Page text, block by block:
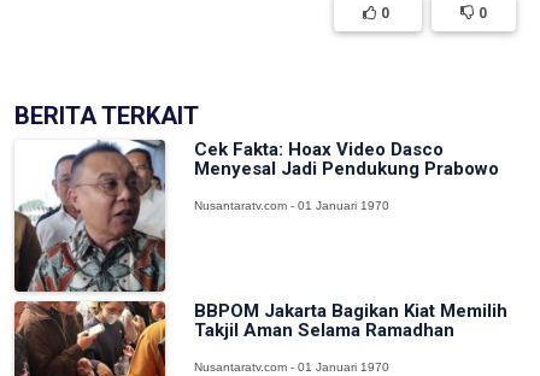
0 0
BERITA TERKAIT
Cek Fakta: Hoax Video Dasco
Menyesal Jadi Pendukung Prabowo
Nusantaratv.com - 01 Januari 1970
BBPOM Jakarta Bagikan Kiat Memilih
Takjil Aman Selama Ramadhan
Nusantaratv.com - 01 Januari 1970